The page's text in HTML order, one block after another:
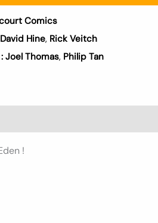
Comics
David Hine, Rick Veitch
Joel Thomas, Philip Tan
!